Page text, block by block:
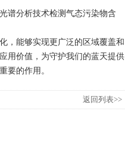
谱分析技术检测气态污染物含
能够实现更广泛的区域覆盖和
用价值，为守护我们的蓝天提供
要的作用。
返回列表>>